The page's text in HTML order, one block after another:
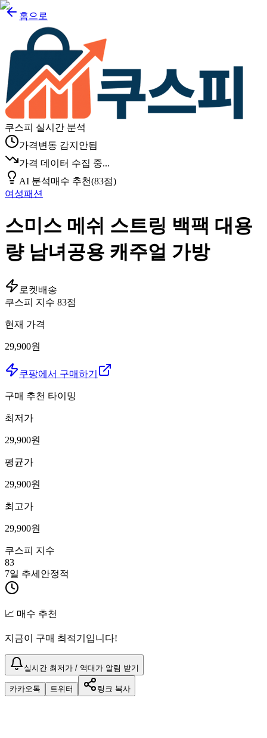
홈으로
쿠스피 실시간 분석
가격변동 감지안됨
가격 데이터 수집 중...
AI 분석매수 추천(83점)
여성패션
스미스 메쉬 스트링 백팩 대용
량 남녀공용 캐주얼 가방
로켓배송
쿠스피 지수 83점
현재 가격
29,900원
쿠팡에서 구매하기
구매 추천 타이밍
최저가
29,900원
평균가
29,900원
최고가
29,900원
쿠스피 지수
83
7일 추세 안정적
📈 매수 추천
지금이 구매 최적기입니다!
실시간 최저가 / 역대가 알림 받기
카카오톡 트위터 링크 복사